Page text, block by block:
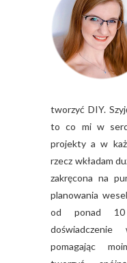
tworzyć DIY.
to co mi w
projekty a w
rzecz wkładam
zakręcona na
planowania
od ponad 10
pomagając